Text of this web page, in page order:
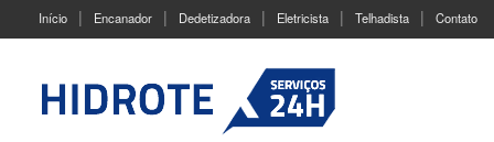
Início Encanador Dedetizadora Eletricista Telhadista Contato